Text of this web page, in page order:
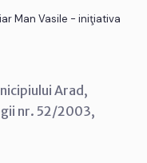
Man Vasile - iniţiativa
Arad,
nr. 52/2003,